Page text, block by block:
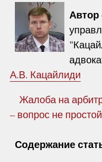
Автор
А.В. Кацайлиди
Жалоба на
– вопрос не
Содержание